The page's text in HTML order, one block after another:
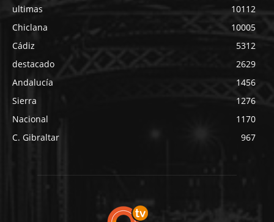
ultimas
10112
Chiclana
10005
Cádiz
5312
destacado
2629
Andalucía
1456
Sierra
1276
Nacional
1170
C. Gibraltar
967